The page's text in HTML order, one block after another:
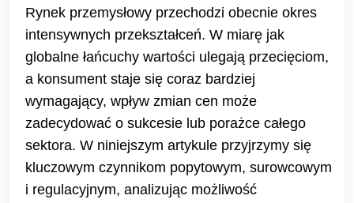
Rynek przemysłowy przechodzi obecnie okres
intensywnych przekształceń. W miarę jak
globalne łańcuchy wartości ulegają przecięciom,
a konsument staje się coraz bardziej
wymagający, wpływ zmian cen może
zadecydować o sukcesie lub porażce całego
sektora. W niniejszym artykule przyjrzymy się
kluczowym czynnikom popytowym, surowcowym
i regulacyjnym, analizując możliwość